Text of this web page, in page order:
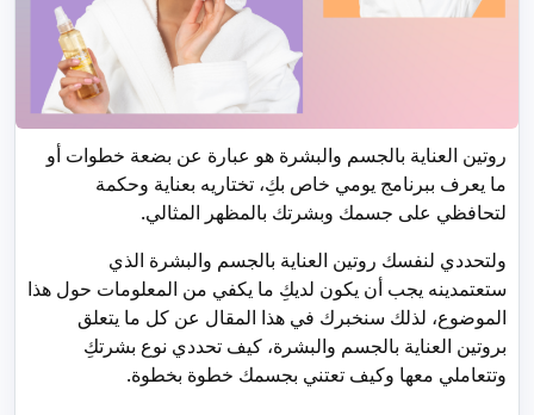
روتين العناية بالجسم والبشرة هو عبارة عن بضعة خطوات أو
ما يعرف ببرنامج يومي خاص بكِ، تختاريه بعناية وحكمة
لتحافظي على جسمك وبشرتك بالمظهر المثالي.
ولتحددي لنفسك روتين العناية بالجسم والبشرة الذي
ستعتمدينه يجب أن يكون لديكِ ما يكفي من المعلومات حول هذا
الموضوع، لذلك سنخبرك في هذا المقال عن كل ما يتعلق
بروتين العناية بالجسم والبشرة، كيف تحددي نوع بشرتكِ
وتتعاملي معها وكيف تعتني بجسمك خطوة بخطوة.